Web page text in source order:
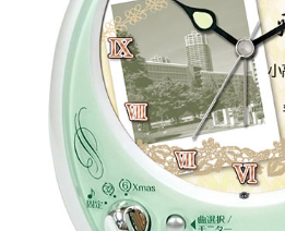
目覚まし時計(集合＋個別)
メロディ時計(集合)
音声時計(集合)
目覚まし時計(個別)
お絵かきギャラリープラス(絵＋個別)